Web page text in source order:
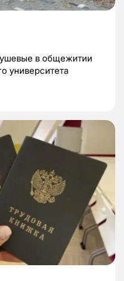
в общежитии
университета